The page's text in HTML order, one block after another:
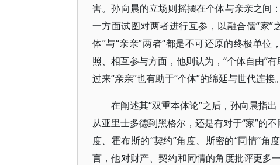
害。孙向晨的立场则摇摆在个体与亲亲之间
一方面试图对两者进行互参，以融合儒“家
体”与“亲亲”两者“都是不可还原的终极单
照、相互参与方面，他则认为，“个体自由”
过来“亲亲”也有助于“个体”的绵延与世代连接
在阐述其“双重本体论”之后，孙向晨指
从亚里士多德到黑格尔，还是有对于“家”的
度、霍布斯的“契约”角度、斯密的“同情”角
言，他对财产、契约和同情的角度批评更多